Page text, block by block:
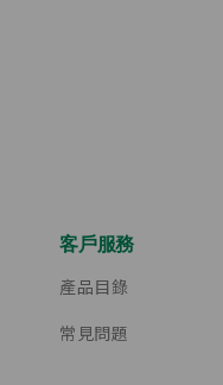
客戶服務
產品目錄
常見問題